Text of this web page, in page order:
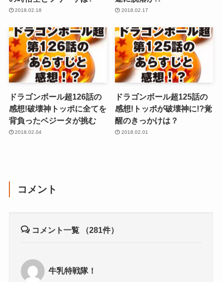
2018.02.18 2018.02.17
ドラゴンボール超126話の
感想!破壊神トッポに全てを
背負ったベジータが挑む
2018.02.04
ドラゴンボール超125話の
感想!トッポが破壊神に!?覚
醒のきっかけは？
2018.02.01
コメント
コメント一覧 （281件）
牛乳特戦隊！